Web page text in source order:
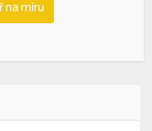
na míru